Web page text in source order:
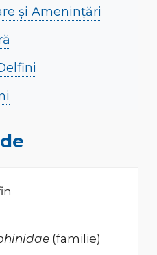
și Amenințări
(familie)